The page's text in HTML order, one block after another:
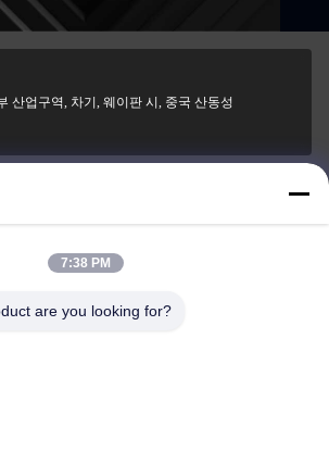
산업구역, 차기, 웨이판 시, 중국 산동성
7:38 PM
are you looking for?